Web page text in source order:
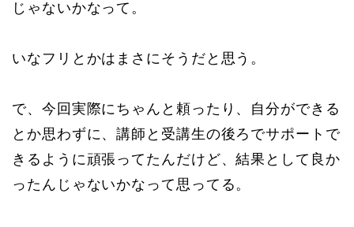
じゃないかなって。
いなフリとかはまさにそうだと思う。
で、今回実際にちゃんと頼ったり、自分ができる
とか思わずに、講師と受講生の後ろでサポートで
きるように頑張ってたんだけど、結果として良か
ったんじゃないかなって思ってる。